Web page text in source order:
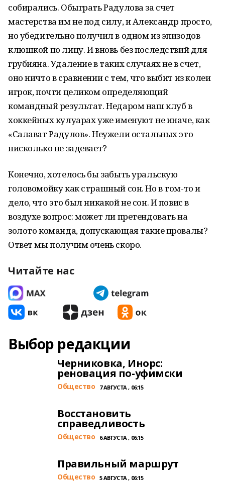
собирались. Обыграть Радулова за счет
мастерства им не под силу, и Александр просто,
но убедительно получил в одном из эпизодов
клюшкой по лицу. И вновь без последствий для
грубияна. Удаление в таких случаях не в счет,
оно ничто в сравнении с тем, что выбит из колеи
игрок, почти целиком определяющий
командный результат. Недаром наш клуб в
хоккейных кулуарах уже именуют не иначе, как
«Салават Радулов». Неужели остальных это
нисколько не задевает?
Конечно, хотелось бы забыть уральскую
головомойку как страшный сон. Но в том-то и
дело, что это был никакой не сон. И повис в
воздухе вопрос: может ли претендовать на
золото команда, допускающая такие провалы?
Ответ мы получим очень скоро.
Читайте нас
Выбор редакции
Черниковка, Инорс:
реновация по-уфимски
Общество 7 АВГУСТА , 06:15
Восстановить
справедливость
Общество 6 АВГУСТА , 06:15
Правильный маршрут
Общество 5 АВГУСТА , 06:15